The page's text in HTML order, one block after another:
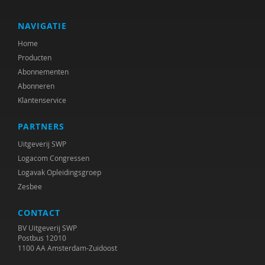
Nelleke Bakker
Ria Balm
Rob Bartels
Suzanne Batelaan
Marloes Beijer
Marjorie Beld
Inge Belderbos-Jansen
Joop Berding
Frank van den Berg
NAVIGATIE
Home
Producten
Abonnementen
Abonneren
Klantenservice
PARTNERS
Uitgeverij SWP
Logacom Congressen
Logavak Opleidingsgroep
Zesbee
CONTACT
BV Uitgeverij SWP
Postbus 12010
1100 AA Amsterdam-Zuidoost